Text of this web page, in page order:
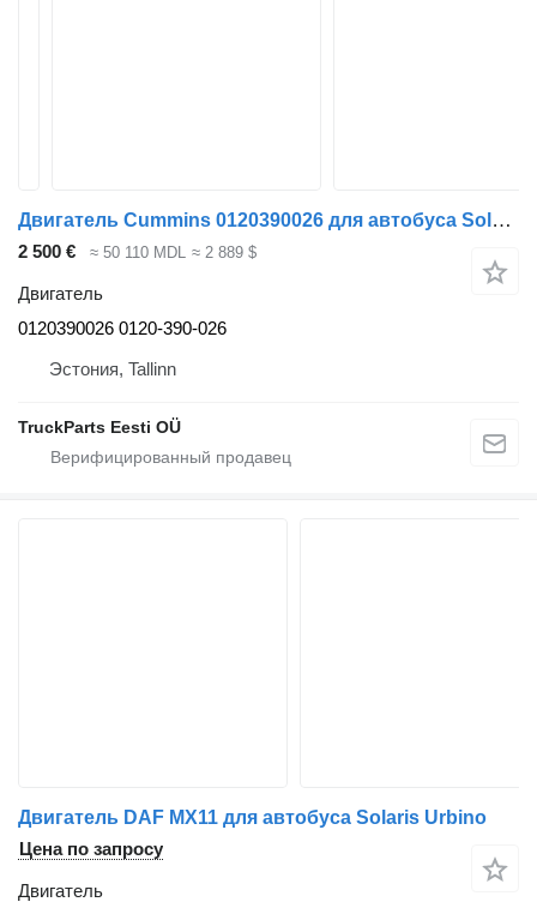
Двигатель Cummins 0120390026 для автобуса Solaris Urbino, Alpino, Vacanza (1999-)
2 500 € ≈ 50 110 MDL ≈ 2 889 $
Двигатель
0120390026 0120-390-026
Эстония, Tallinn
TruckParts Eesti OÜ
Двигатель DAF MX11 для автобуса Solaris Urbino
Цена по запросу
Двигатель